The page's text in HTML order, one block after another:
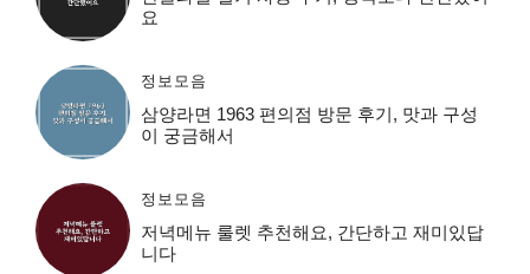
요
정보모음
삼양라면 1963 편의점 방문 후기, 맛과 구성
이 궁금해서
정보모음
저녁메뉴 룰렛 추천해요, 간단하고 재미있답
니다